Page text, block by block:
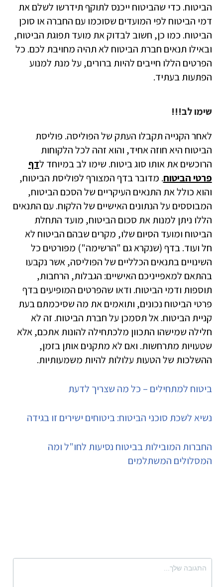
הביטוח. כדי שהביטוח ייכנס לתוקף תידרשו לשלם את
דמי הביטוח לפי המועדים שסוכמו עם החברה או סוכן
הביטוח. כמו כן, חשוב לבדוק את מועד תפוגת הביטוח,
ובאילו תנאים חברת הביטוח לא תהיה מחויבת לכם. כל
הפרטים הללו חייבים להיות ברורים, על מנת למנוע
הפתעות בעתיד.
שימו לב!!!
לאחר הקנייה תקבלו העתק של הפוליסה. פוליסת
הביטוח היא חוזה אחיד, והוא זהה לכל הלקוחות
הרוכשים את אותו סוג ביטוח. שימו לב במיוחד לדף
פרטי הביטוח. מדובר בדף המצורף לפוליסת הביטוח,
והוא כולל את התנאים העיקריים של הסכם הביטוח,
המבוססים על הנתונים האישיים של הלקוח. עם התנאים
הללו ניתן למנות את סכום הביטוח, מועד התחלת
הביטוח ומועד הסיום שלו, מקרים שבהם הביטוח לא
חל ועוד. בדף (שנקרא גם "הרשימה") מפורטים כל
השינויים בתנאים הכלליים של הפוליסה, אשר נקבעו
בהתאם למאפייניכם האישיים: הגבלות, הרחבות,
תוספות ודמי הביטוח​. ודאו שהפרטים המופיעים בדף
פרטי הביטוח נכונים, ותואמים את מה שסיכמתם בעת
קניית הביטוח. אל תסמכן על חברת הביטוח. זה לא
חלילה שמישהו התכוון מלכתחילה להונות אתכם, אלא
שטעויות מתרחשות. ואם לא מתקנים אותן בזמן,
ההשלכות של הטעות עלולות להיות משמעותיות.
ביטוח למתחילים – כל מה שצריך לדעת
נשיא לשכת סוכני הביטוח: ביטוחים ישירים זו בגידה
החברות המובילות בביטוח נסיעות לחו"ל ומה
המסלולים המשתלמים